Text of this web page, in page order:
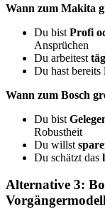
Wann zum Makita
Du bist Profi
Ansprüchen
Du arbeitest
Du hast bereits
Wann zum Bosch
Du bist
Robustheit
Du willst
Du schätzt das
Alternative 3: